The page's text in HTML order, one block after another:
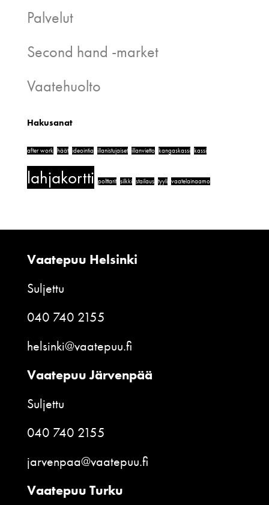
Palvelut
Second hand -market
Vaatehuolto
Hakusanat
after work häät ideointia illanistujaiset illanvietto kangaskassi kassi
lahjakortti polttarit silkki stailaus tyyli vaatelainaamo
Vaatepuu Helsinki
Suljettu
040 740 2155
helsinki@vaatepuu.fi
Vaatepuu Järvenpää
Suljettu
040 740 2155
jarvenpaa@vaatepuu.fi
Vaatepuu Turku